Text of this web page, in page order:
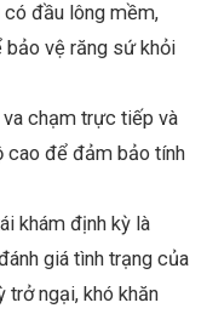
đầu lông mềm,
bảo vệ răng sứ khỏi
va chạm trực tiếp và
cao để đảm bảo tính
khám định kỳ là
giá tình trạng của
trở ngại, khó khăn